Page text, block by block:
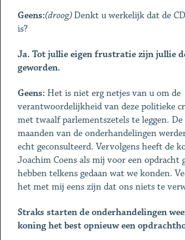
Geens:(droog)Denkt u werkelijk dat de
is?
Ja. Tot jullie eigen frustratie zijn jullie
geworden.
Geens: Het is niet erg netjes van u om de
verantwoordelijkheid van deze politieke
met twaalf parlementszetels te leggen. De
maanden van de onderhandelingen
echt geconsulteerd. Vervolgens heeft de
Joachim Coens als mij voor een opdracht
hebben telkens gedaan wat we konden.
het met mij eens zijn dat ons niets te
Straks starten de onderhandelingen
koning het best opnieuw een